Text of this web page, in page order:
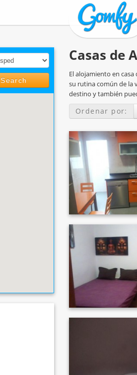
Search
Casas de
El alojamiento en
su rutina común de la
destino y también
Ordenar por: